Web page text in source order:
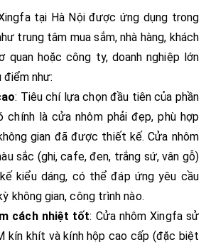
tại Hà Nội được ứng dụng trong
trung tâm mua sắm, nhà hàng, khách
quan hoặc công ty, doanh nghiệp lớn
điểm như:
: Tiêu chí lựa chọn đầu tiên của phần
chính là cửa nhôm phải đẹp, phù hợp
gian đã được thiết kế. Cửa nhôm
sắc (ghi, cafe, đen, trắng sứ, vân gỗ)
kiểu dáng, có thể đáp ứng yêu cầu
không gian, công trình nào.
cách nhiệt tốt: Cửa nhôm Xingfa sử
kín khít và kính hộp cao cấp (đặc biệt